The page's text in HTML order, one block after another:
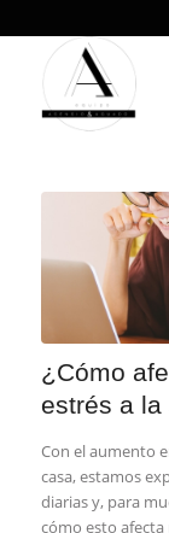
¿Cómo
estrés a
Con el aumento
casa, ‌estamos
diarias y, para
cómo esto afecta